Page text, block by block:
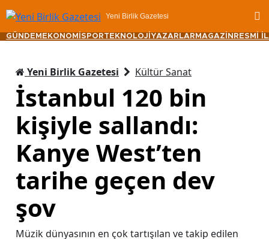
Yeni Birlik Gazetesi
GÜNDEM EKONOMİ SPORTEKNOLOJİ YAZARLAR MAGAZİN RESMİ
Yeni Birlik Gazetesi Kültür Sanat
İstanbul 120 bin
kişiyle sallandı:
Kanye West’ten
tarihe geçen dev
şov
Müzik dünyasının en çok tartışılan ve takip edilen